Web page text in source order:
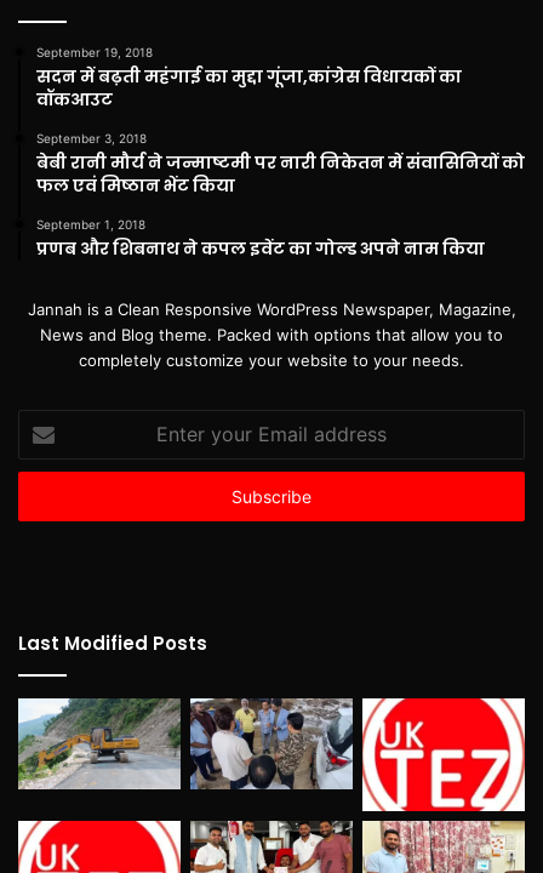
September 19, 2018
सदन में बढ़ती महंगाई का मुद्दा गूंजा,कांग्रेस विधायकों का
वॉकआउट
September 3, 2018
बेबी रानी मौर्य ने जन्माष्टमी पर नारी निकेतन में संवासिनियों को
फल एवं मिष्ठान भेंट किया
September 1, 2018
प्रणब और शिबनाथ ने कपल इवेंट का गोल्ड अपने नाम किया
Jannah is a Clean Responsive WordPress Newspaper, Magazine,
News and Blog theme. Packed with options that allow you to
completely customize your website to your needs.
your
Email
Last Modified Posts